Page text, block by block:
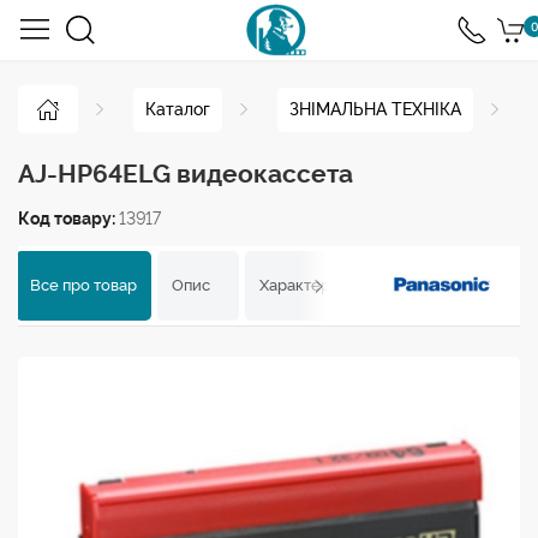
0
Каталог ЗНІМАЛЬНА ТЕХНІКА
AJ-HP64ELG видеокассета
Код товару:13917
Все про товар Опис Характеристики Відгуки